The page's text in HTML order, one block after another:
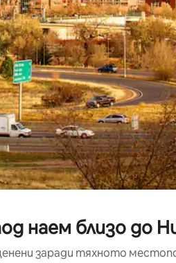
наем близо до
заради тяхното